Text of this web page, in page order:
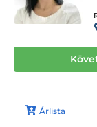
Árlista